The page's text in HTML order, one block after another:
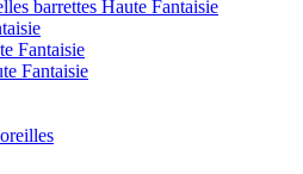
barrettes Haute Fantaisie
Fantaisie
Fantaisie